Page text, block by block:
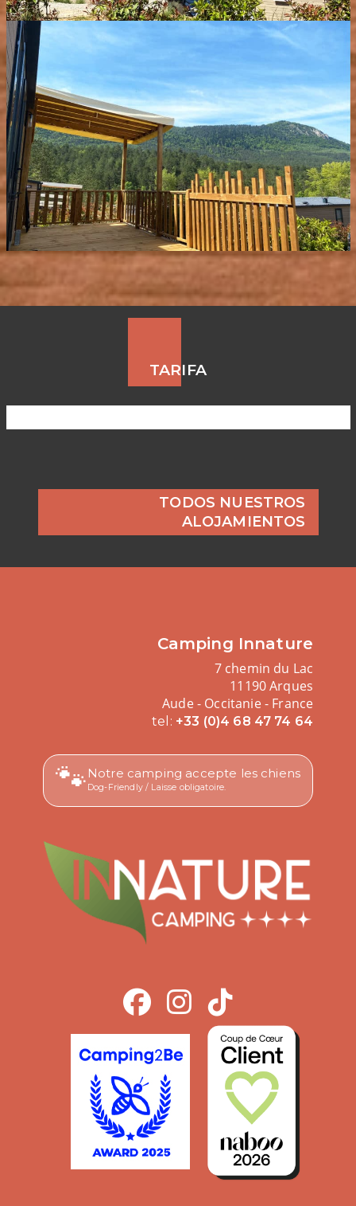
TARIFA
TODOS NUESTROS
ALOJAMIENTOS
Camping Innature
7 chemin du Lac
11190 Arques
Aude - Occitanie - France
tel: +33 (0)4 68 47 74 64
🐾 Notre camping accepte les chiens
Dog-Friendly / Laisse obligatoire.